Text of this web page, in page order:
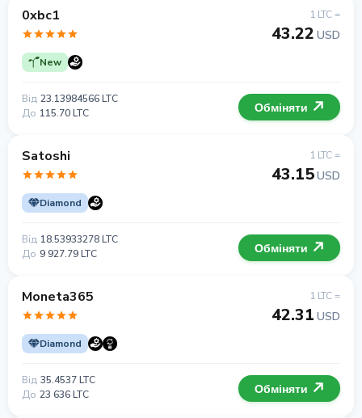
0xbc1
New
1 LTC =
43.22 USD
Від 23.13984566 LTC
До 115.70 LTC Обміняти
Satoshi
Diamond
1 LTC =
43.15USD
Від 18.53933278 LTC
До 9 927.79 LTC Обміняти
Moneta365
Diamond
1 LTC =
42.31 USD
Від 35.4537 LTC
До 23 636 LTC Обміняти